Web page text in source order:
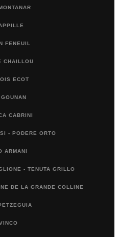
FENEUIL
CHAILLOU
ECOT
CABRINI
- PODERE ORTO
ARMANI
- TENUTA GRILLO
DE LA GRANDE COLLINE